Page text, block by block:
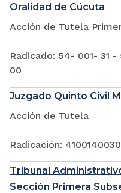
Oralidad de Cúcuta
Acción de Tutela
Radicado: 54- 001- 31
00
Juzgado Quinto Civil
Acción de Tutela
Radicación:
Tribunal
Sección Primera